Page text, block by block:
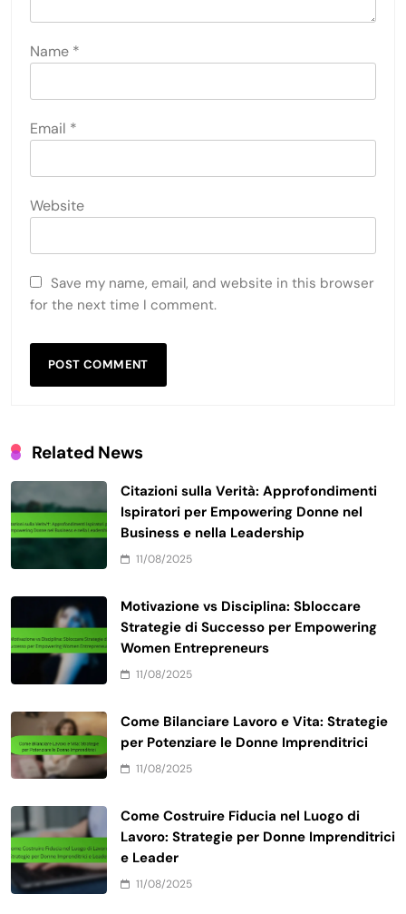
Name *
Email *
Website
Save my name, email, and website in this browser
for the next time I comment.
Related News
Citazioni sulla Verità: Approfondimenti
Ispiratori per Empowering Donne nel
Business e nella Leadership
11/08/2025
Motivazione vs Disciplina: Sbloccare
Strategie di Successo per Empowering
Women Entrepreneurs
11/08/2025
Come Bilanciare Lavoro e Vita: Strategie
per Potenziare le Donne Imprenditrici
11/08/2025
Come Costruire Fiducia nel Luogo di
Lavoro: Strategie per Donne Imprenditrici
e Leader
11/08/2025